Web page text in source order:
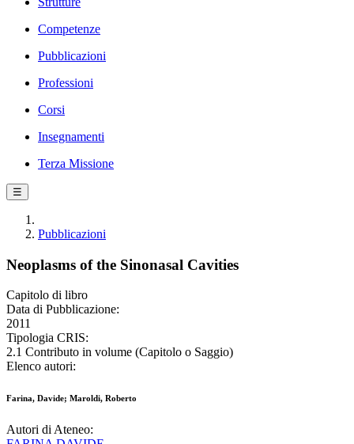
Competenze
Pubblicazioni
Professioni
Corsi
Insegnamenti
Terza Missione
☰
Pubblicazioni
Neoplasms of the Sinonasal Cavities
Capitolo di libro
Data di Pubblicazione:
2011
Tipologia CRIS:
2.1 Contributo in volume (Capitolo o Saggio)
Elenco autori:
Farina, Davide; Maroldi, Roberto
Autori di Ateneo: